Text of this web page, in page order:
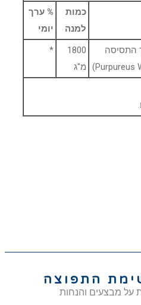
כמות
למנה
% ערך
יומי
התסיסה
מ"ג
*
התפוצה
על מבצעים והנחות